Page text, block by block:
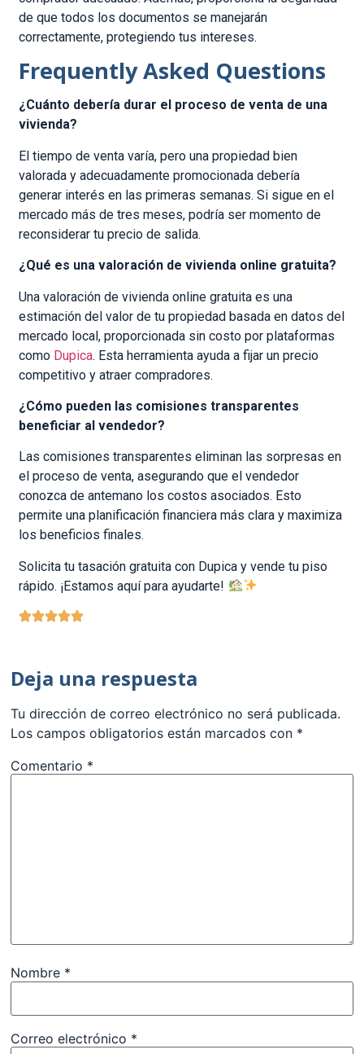
de que todos los documentos se manejarán
correctamente, protegiendo tus intereses.
Frequently Asked Questions
¿Cuánto debería durar el proceso de venta de una
vivienda?
El tiempo de venta varía, pero una propiedad bien
valorada y adecuadamente promocionada debería
generar interés en las primeras semanas. Si sigue en el
mercado más de tres meses, podría ser momento de
reconsiderar tu precio de salida.
¿Qué es una valoración de vivienda online gratuita?
Una valoración de vivienda online gratuita es una
estimación del valor de tu propiedad basada en datos del
mercado local, proporcionada sin costo por plataformas
como Dupica. Esta herramienta ayuda a fijar un precio
competitivo y atraer compradores.
¿Cómo pueden las comisiones transparentes
beneficiar al vendedor?
Las comisiones transparentes eliminan las sorpresas en
el proceso de venta, asegurando que el vendedor
conozca de antemano los costos asociados. Esto
permite una planificación financiera más clara y maximiza
los beneficios finales.
Solicita tu tasación gratuita con Dupica y vende tu piso
rápido. ¡Estamos aquí para ayudarte!
Deja una respuesta
Tu dirección de correo electrónico no será publicada.
Los campos obligatorios están marcados con *
Comentario *
Nombre *
Correo electrónico *